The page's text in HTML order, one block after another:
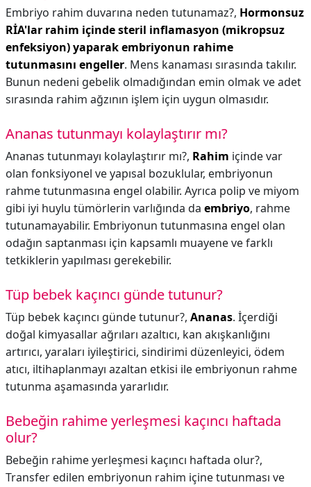
Embriyo rahim duvarına neden tutunamaz?, Hormonsuz
RİA'lar rahim içinde steril inflamasyon (mikropsuz
enfeksiyon) yaparak embriyonun rahime
tutunmasını engeller. Mens kanaması sırasında takılır.
Bunun nedeni gebelik olmadığından emin olmak ve adet
sırasında rahim ağzının işlem için uygun olmasıdır.
Ananas tutunmayı kolaylaştırır mı?
Ananas tutunmayı kolaylaştırır mı?, Rahim içinde var
olan fonksiyonel ve yapısal bozuklular, embriyonun
rahme tutunmasına engel olabilir. Ayrıca polip ve miyom
gibi iyi huylu tümörlerin varlığında da embriyo, rahme
tutunamayabilir. Embriyonun tutunmasına engel olan
odağın saptanması için kapsamlı muayene ve farklı
tetkiklerin yapılması gerekebilir.
Tüp bebek kaçıncı günde tutunur?
Tüp bebek kaçıncı günde tutunur?, Ananas. İçerdiği
doğal kimyasallar ağrıları azaltıcı, kan akışkanlığını
artırıcı, yaraları iyileştirici, sindirimi düzenleyici, ödem
atıcı, iltihaplanmayı azaltan etkisi ile embriyonun rahme
tutunma aşamasında yararlıdır.
Bebeğin rahime yerleşmesi kaçıncı haftada
olur?
Bebeğin rahime yerleşmesi kaçıncı haftada olur?,
Transfer edilen embriyonun rahim içine tutunması ve